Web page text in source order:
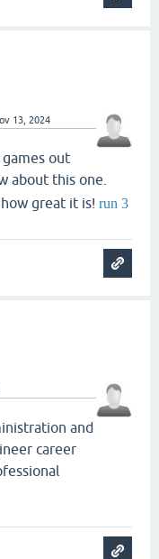
13, 2024
out
about this one.
great it is! run 3
and
career